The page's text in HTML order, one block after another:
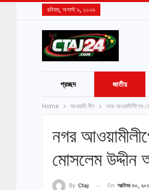
রবিবার, অগাস্ট ৯, ২০২৬
প্রচ্ছদ জাতীয়
Home আওয়ামী লীগ নগর আওয়ামীলীগের
নগর
মোসলেম
By Ctaj On অক্টোবর ৩০,